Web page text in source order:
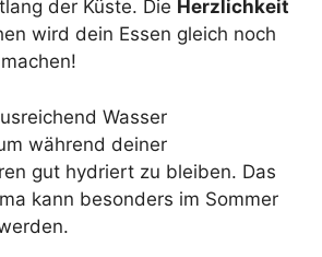
der Küste. Die Herzlichkeit
wird dein Essen gleich noch
Wasser
während deiner
gut hydriert zu bleiben. Das
kann besonders im Sommer